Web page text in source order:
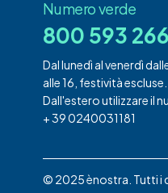
Numero verde
800 593 266
Dal lunedì al venerdì
alle 16, festività escluse.
Dall'estero utilizzare il
+ 39 0240031181
© 2025 ènostra. Tutti i